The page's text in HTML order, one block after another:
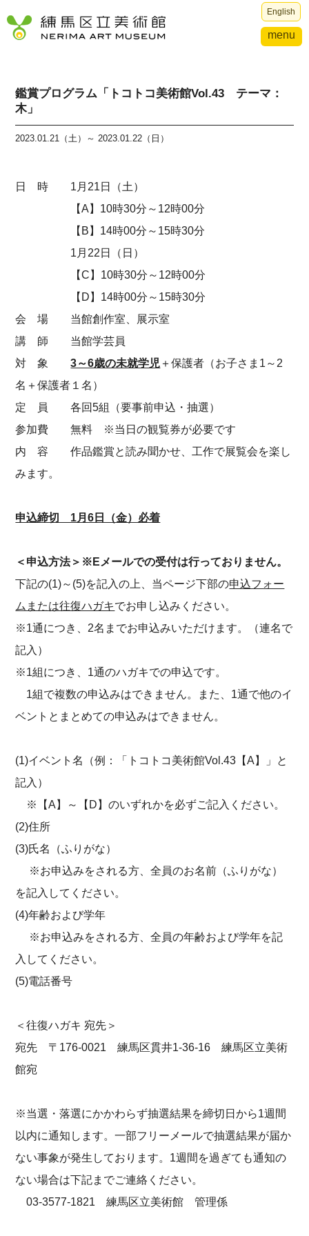
English
menu
鑑賞プログラム「トコトコ美術館Vol.43 テーマ：
木」
2023.01.21（土）～ 2023.01.22（日）
日 時 1月21日（土）
【A】10時30分～12時00分
【B】14時00分～15時30分
1月22日（日）
【C】10時30分～12時00分
【D】14時00分～15時30分
会 場 当館創作室、展示室
講 師 当館学芸員
対 象3～6歳の未就学児 ＋保護者（お子さま1～2
名＋保護者１名）
定 員 各回5組（要事前申込・抽選）
参加費 無料 ※当日の観覧券が必要です
内 容 作品鑑賞と読み聞かせ、工作で展覧会を楽し
みます。
申込締切 1月6日（金）必着
＜申込方法＞※Eメールでの受付は行っておりません。
下記の(1)～(5)を記入の上、当ページ下部の申込フォー
ムまたは往復ハガキでお申し込みください。
※1通につき、2名までお申込みいただけます。（連名で
記入）
※1組につき、1通のハガキでの申込です。
1組で複数の申込みはできません。また、1通で他のイ
ベントとまとめての申込みはできません。
(1)イベント名（例：「トコトコ美術館Vol.43【A】」と
記入）
※【A】～【D】のいずれかを必ずご記入ください。
(2)住所
(3)氏名（ふりがな）
※お申込みをされる方、全員のお名前（ふりがな）
を記入してください。
(4)年齢および学年
※お申込みをされる方、全員の年齢および学年を記
入してください。
(5)電話番号
＜往復ハガキ 宛先＞
宛先 〒176-0021 練馬区貫井1-36-16 練馬区立美術
館宛
※当選・落選にかかわらず抽選結果を締切日から1週間
以内に通知します。一部フリーメールで抽選結果が届か
ない事象が発生しております。1週間を過ぎても通知の
ない場合は下記までご連絡ください。
03-3577-1821 練馬区立美術館 管理係